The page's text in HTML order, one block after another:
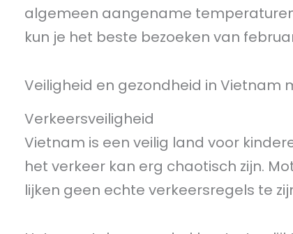
algemeen aangename
kun je het beste bezoeken van
Veiligheid en gezondheid in Vietnam
Verkeersveiligheid
Vietnam is een veilig land voor
het verkeer kan erg chaotisch zijn.
lijken geen echte verkeersregels te